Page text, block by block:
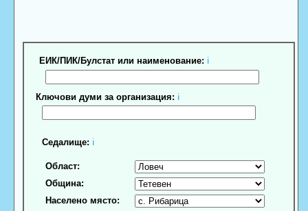
ЕИК/ПИК/Булстат или наименование: ℹ
Ключови думи за организация: ℹ
Седалище: ℹ
Област:
Община:
Населено място: